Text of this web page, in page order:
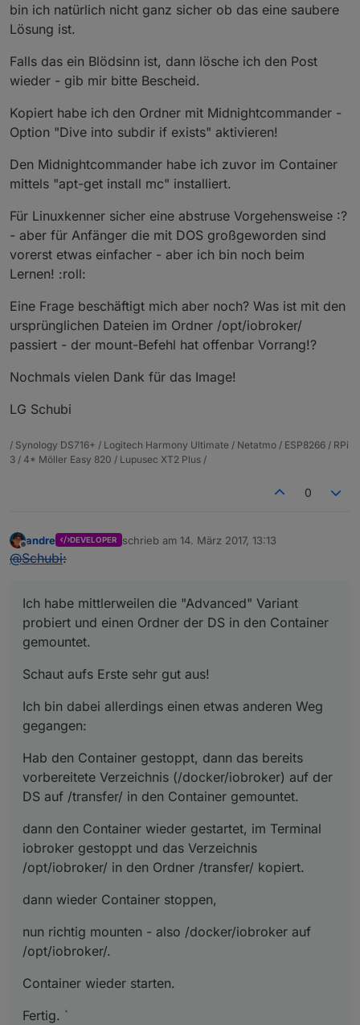
bin ich natürlich nicht ganz sicher ob das eine saubere
Lösung ist.
Falls das ein Blödsinn ist, dann lösche ich den Post
wieder - gib mir bitte Bescheid.
Kopiert habe ich den Ordner mit Midnightcommander -
Option "Dive into subdir if exists" aktivieren!
Den Midnightcommander habe ich zuvor im Container
mittels "apt-get install mc" installiert.
Für Linuxkenner sicher eine abstruse Vorgehensweise :?
- aber für Anfänger die mit DOS großgeworden sind
vorerst etwas einfacher - aber ich bin noch beim
Lernen! :roll:
Eine Frage beschäftigt mich aber noch? Was ist mit den
ursprünglichen Dateien im Ordner /opt/iobroker/
passiert - der mount-Befehl hat offenbar Vorrang!?
Nochmals vielen Dank für das Image!
LG Schubi
/ Synology DS716+ / Logitech Harmony Ultimate / Netatmo / ESP8266 / RPi
3 / 4* Möller Easy 820 / Lupusec XT2 Plus /
0
Offline
andre DEVELOPER schrieb am 14. März 2017, 13:13
zuletzt editiert von
@Schubi:
Ich habe mittlerweilen die "Advanced" Variant
probiert und einen Ordner der DS in den Container
gemountet.
Schaut aufs Erste sehr gut aus!
Ich bin dabei allerdings einen etwas anderen Weg
gegangen:
Hab den Container gestoppt, dann das bereits
vorbereitete Verzeichnis (/docker/iobroker) auf der
DS auf /transfer/ in den Container gemountet.
dann den Container wieder gestartet, im Terminal
iobroker gestoppt und das Verzeichnis
/opt/iobroker/ in den Ordner /transfer/ kopiert.
dann wieder Container stoppen,
nun richtig mounten - also /docker/iobroker auf
/opt/iobroker/.
Container wieder starten.
Fertig. `